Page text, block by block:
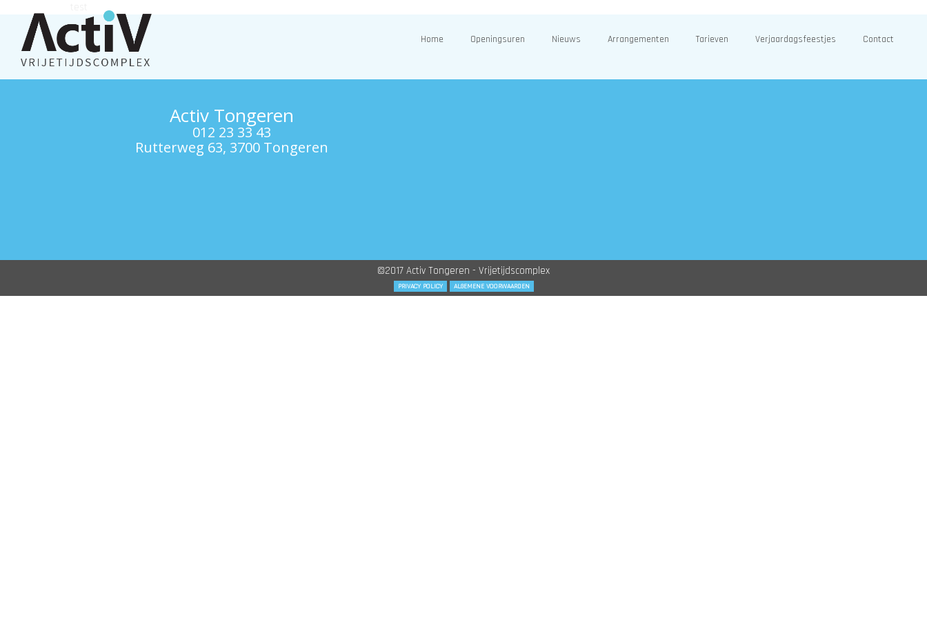
Home Openingsuren Nieuws Arrangementen Tarieven Verjaardagsfeestjes Contact
Activ Tongeren
012 23 33 43
Rutterweg 63, 3700 Tongeren
©2017 Activ Tongeren - Vrijetijdscomplex
PRIVACY POLICY ALGEMENE VOORWAARDEN